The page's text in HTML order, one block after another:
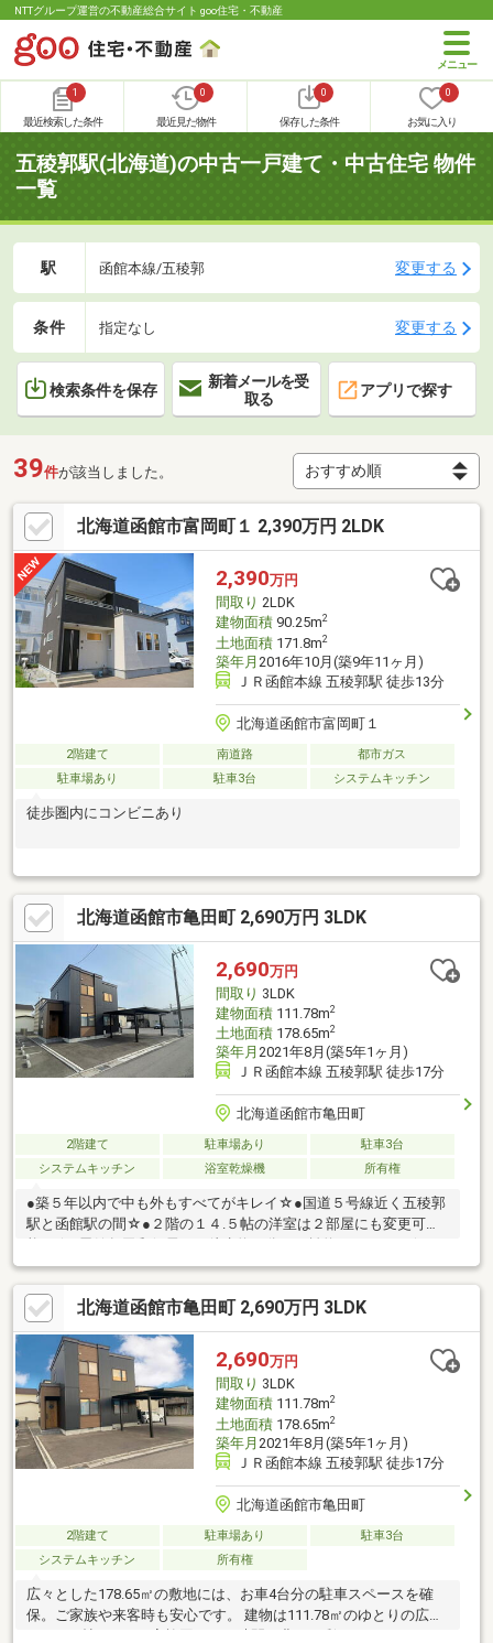
NTTグループ運営の不動産総合サイト goo住宅・不動産
1
最近検索した条件
0
最近見た物件
0
保存した条件
0
お気に入り
五稜郭駅(北海道)の中古一戸建て・中古住宅 物件
一覧
駅 函館本線/五稜郭 変更する
条件 指定なし 変更する
検索条件を保存
新着メールを受
取る
アプリで探す
39件が該当しました。
北海道函館市富岡町１ 2,390万円 2LDK
2,390万円
間取り 2LDK
建物面積90.25m2
土地面積171.8m2
築年月 2016年10月(築9年11ヶ月)
ＪＲ函館本線 五稜郭駅 徒歩13分
北海道函館市富岡町１
2階建て 南道路
都市ガス
駐車場あり
駐車3台 システムキッチン
徒歩圏内にコンビニあり
北海道函館市亀田町 2,690万円 3LDK
2,690万円
間取り 3LDK
建物面積111.78m2
土地面積178.65m2
築年月 2021年8月(築5年1ヶ月)
ＪＲ函館本線 五稜郭駅 徒歩17分
北海道函館市亀田町
2階建て 駐車場あり
駐車3台
システムキッチン
浴室乾燥機 所有権
●築５年以内で中も外もすべてがキレイ☆●国道５号線近く五稜郭
駅と函館駅の間☆●２階の１４.５帖の洋室は２部屋にも変更可
イコーマート函館吉川店まで徒歩約９分（距離約６８１ｍ）☆●
マックスバリュ万代店まで徒歩約１２分（距離約９５０ｍ）
☆【変動金利】※返済例は3年固定特約・金利0.6％・借入年数35
年で算出しております。金利は銀行によって異なる場合がありま
北海道函館市亀田町 2,690万円 3LDK
2,690万円
間取り 3LDK
建物面積111.78m2
土地面積178.65m2
築年月 2021年8月(築5年1ヶ月)
ＪＲ函館本線 五稜郭駅 徒歩17分
北海道函館市亀田町
2階建て 駐車場あり
駐車3台
システムキッチン
所有権
広々とした178.65㎡の敷地には、お車4台分の駐車スペースを確
保。ご家族や来客時も安心です。 建物は111.78㎡のゆとりの広